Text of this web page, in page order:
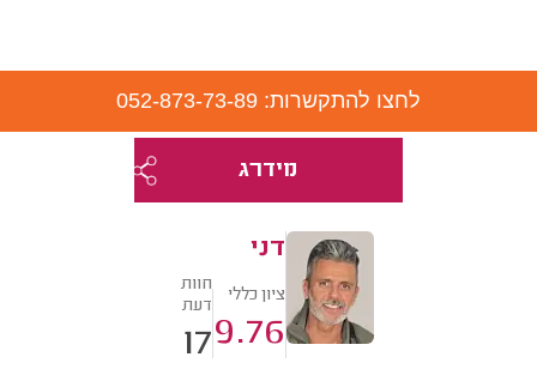
לחצו להתקשרות: 052-873-73-89